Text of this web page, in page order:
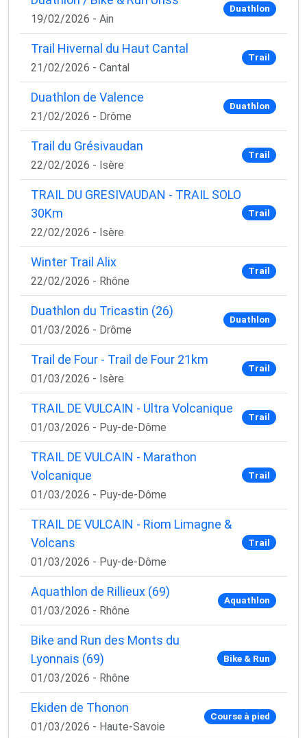
19/02/2026 - Ain
Duathlon
Trail Hivernal du Haut Cantal
21/02/2026 - Cantal
Trail
Duathlon de Valence
21/02/2026 - Drôme
Duathlon
Trail du Grésivaudan
22/02/2026 - Isère
Trail
TRAIL DU GRESIVAUDAN - TRAIL SOLO
30Km
22/02/2026 - Isère
Trail
Winter Trail Alix
22/02/2026 - Rhône
Trail
Duathlon du Tricastin (26)
01/03/2026 - Drôme
Duathlon
Trail de Four - Trail de Four 21km
01/03/2026 - Isère
Trail
TRAIL DE VULCAIN - Ultra Volcanique
01/03/2026 - Puy-de-Dôme
Trail
TRAIL DE VULCAIN - Marathon
Volcanique
01/03/2026 - Puy-de-Dôme
Trail
TRAIL DE VULCAIN - Riom Limagne &
Volcans
01/03/2026 - Puy-de-Dôme
Trail
Aquathlon de Rillieux (69)
01/03/2026 - Rhône
Aquathlon
Bike and Run des Monts du
Lyonnais (69)
01/03/2026 - Rhône
Bike & Run
Ekiden de Thonon
01/03/2026 - Haute-Savoie
Course à pied